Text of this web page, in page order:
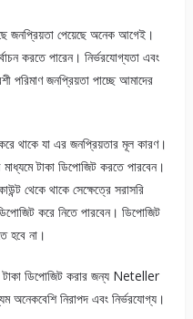
জনপ্রিয়তা পেয়েছে অনেক আগেই।
করতে পারেন। নির্ভরযোগ্যতা এবং
পরিমাণ জনপ্রিয়তা পাচ্ছে আমাদের
থাকে যা এর জনপ্রিয়তার মূল কারণ।
টাকা ডিপোজিট করতে পারবেন।
থেকে থাকে সেক্ষেত্রে সরাসরি
করে নিতে পারবেন। ডিপোজিট
হবে না।
টাকা ডিপোজিট করার জন্য Neteller
অনেকবেশি নিরাপদ এবং নির্ভরযোগ্য।